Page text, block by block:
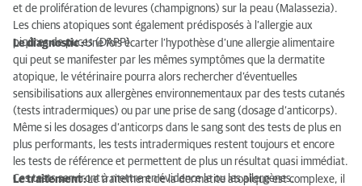
et de prolifération de levures (champignons) sur la peau (Malassezia).
Les chiens atopiques sont également prédisposés à l’allergie aux
piqûres de puces (DAPP).
Le diagnostic :Une fois écarter l’hypothèse d’une allergie alimentaire
qui peut se manifester par les mêmes symptômes que la dermatite
atopique, le vétérinaire pourra alors rechercher d’éventuelles
sensibilisations aux allergènes environnementaux par des tests cutanés
(tests intradermiques) ou par une prise de sang (dosage d’anticorps).
Même si les dosages d’anticorps dans le sang sont des tests de plus en
plus performants, les tests intradermiques restent toujours et encore
les tests de référence et permettent de plus un résultat quasi immédiat.
Ces tests serviront à mettre en évidence le ou les allergènes.
Le traitement :Le traitement de la dermatite atopique est complexe, il